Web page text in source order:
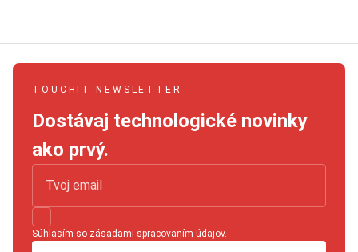
TOUCHIT NEWSLETTER
Dostávaj technologické novinky
ako prvý.
Súhlasím so zásadami spracovaním údajov.